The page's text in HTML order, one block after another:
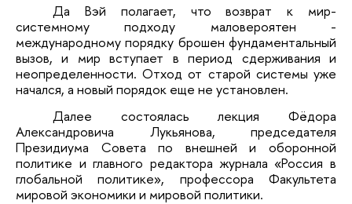
Да Вэй полагает, что возврат к мир-
системному подходу маловероятен -
международному порядку брошен фундаментальный
вызов, и мир вступает в период сдерживания и
неопределенности. Отход от старой системы уже
начался, а новый порядок еще не установлен.
Далее состоялась лекция Фёдора
Александровича Лукьянова, председателя
Президиума Совета по внешней и оборонной
политике и главного редактора журнала «Россия в
глобальной политике», профессора Факультета
мировой экономики и мировой политики.